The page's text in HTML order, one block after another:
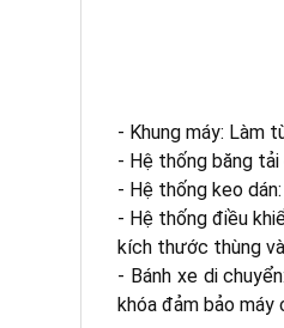
- Khung máy: Làm
- Hệ thống băng
- Hệ thống keo
- Hệ thống điều
kích thước thùng
- Bánh xe di
khóa đảm bảo máy